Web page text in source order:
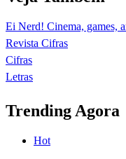
Ei Nerd! Cinema, games,
Revista Cifras
Cifras
Letras
Trending Agora
Hot